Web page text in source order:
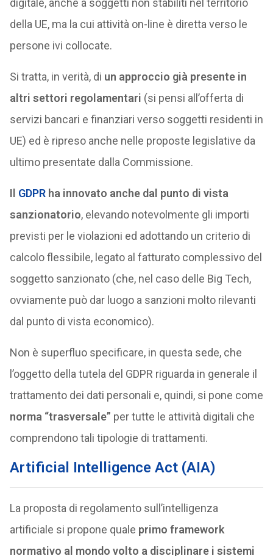
digitale, anche a soggetti non stabiliti nel territorio
della UE, ma la cui attività on-line è diretta verso le
persone ivi collocate.
Si tratta, in verità, di un approccio già presente in
altri settori regolamentari (si pensi all’offerta di
servizi bancari e finanziari verso soggetti residenti in
UE) ed è ripreso anche nelle proposte legislative da
ultimo presentate dalla Commissione.
Il GDPRha innovato anche dal punto di vista
sanzionatorio, elevando notevolmente gli importi
previsti per le violazioni ed adottando un criterio di
calcolo flessibile, legato al fatturato complessivo del
soggetto sanzionato (che, nel caso delle Big Tech,
ovviamente può dar luogo a sanzioni molto rilevanti
dal punto di vista economico).
Non è superfluo specificare, in questa sede, che
l’oggetto della tutela del GDPR riguarda in generale il
trattamento dei dati personali e, quindi, si pone come
norma “trasversale” per tutte le attività digitali che
comprendono tali tipologie di trattamenti.
Artificial Intelligence Act (AIA)
La proposta di regolamento sull’intelligenza
artificiale si propone quale primo framework
normativo al mondo volto a disciplinare i sistemi